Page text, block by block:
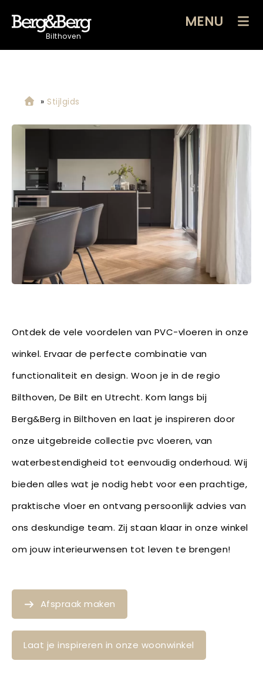
Bilthoven
MENU
» Stijlgids
Ontdek de vele voordelen van PVC-vloeren in onze
winkel. Ervaar de perfecte combinatie van
functionaliteit en design. Woon je in de regio
Bilthoven, De Bilt en Utrecht. Kom langs bij
Berg&Berg in Bilthoven en laat je inspireren door
onze uitgebreide collectie pvc vloeren, van
waterbestendigheid tot eenvoudig onderhoud. Wij
bieden alles wat je nodig hebt voor een prachtige,
praktische vloer en ontvang persoonlijk advies van
ons deskundige team. Zij staan klaar in onze winkel
om jouw interieurwensen tot leven te brengen!
Afspraak maken
Laat je inspireren in onze woonwinkel